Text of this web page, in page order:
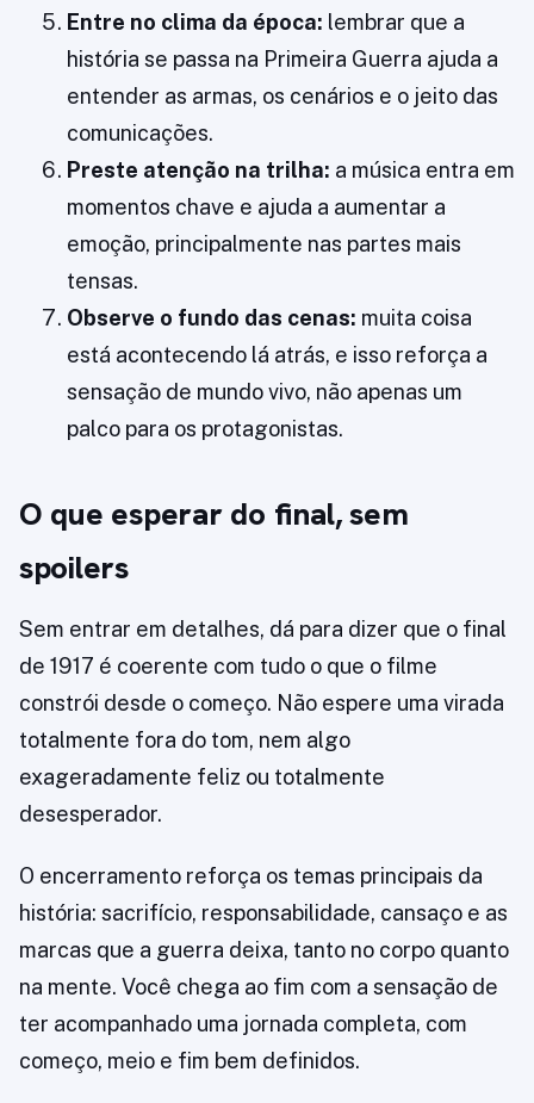
Entre no clima da época: lembrar que a
história se passa na Primeira Guerra ajuda a
entender as armas, os cenários e o jeito das
comunicações.
Preste atenção na trilha: a música entra em
momentos chave e ajuda a aumentar a
emoção, principalmente nas partes mais
tensas.
Observe o fundo das cenas: muita coisa
está acontecendo lá atrás, e isso reforça a
sensação de mundo vivo, não apenas um
palco para os protagonistas.
O que esperar do final, sem
spoilers
Sem entrar em detalhes, dá para dizer que o final
de 1917 é coerente com tudo o que o filme
constrói desde o começo. Não espere uma virada
totalmente fora do tom, nem algo
exageradamente feliz ou totalmente
desesperador.
O encerramento reforça os temas principais da
história: sacrifício, responsabilidade, cansaço e as
marcas que a guerra deixa, tanto no corpo quanto
na mente. Você chega ao fim com a sensação de
ter acompanhado uma jornada completa, com
começo, meio e fim bem definidos.